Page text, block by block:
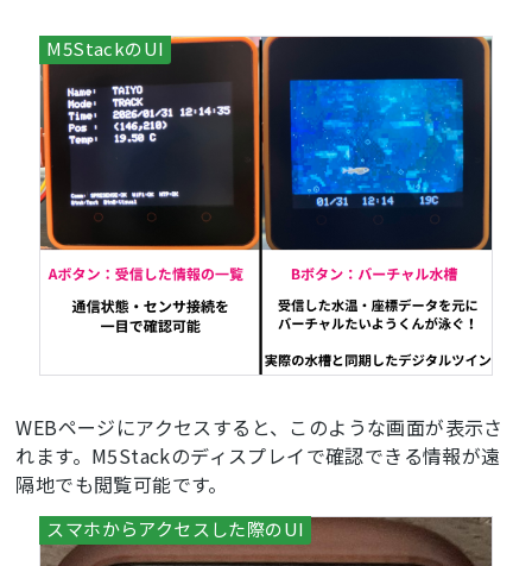
WEBページにアクセスすると、このような画面が表示さ
れます。M5Stackのディスプレイで確認できる情報が遠
隔地でも閲覧可能です。